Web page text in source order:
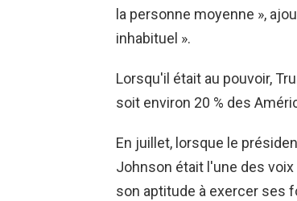
la personne moyenne »,
inhabituel ».
Lorsqu'il était au pouvoir,
soit environ 20 % des
En juillet, lorsque le
Johnson était l'une des
son aptitude à exercer ses